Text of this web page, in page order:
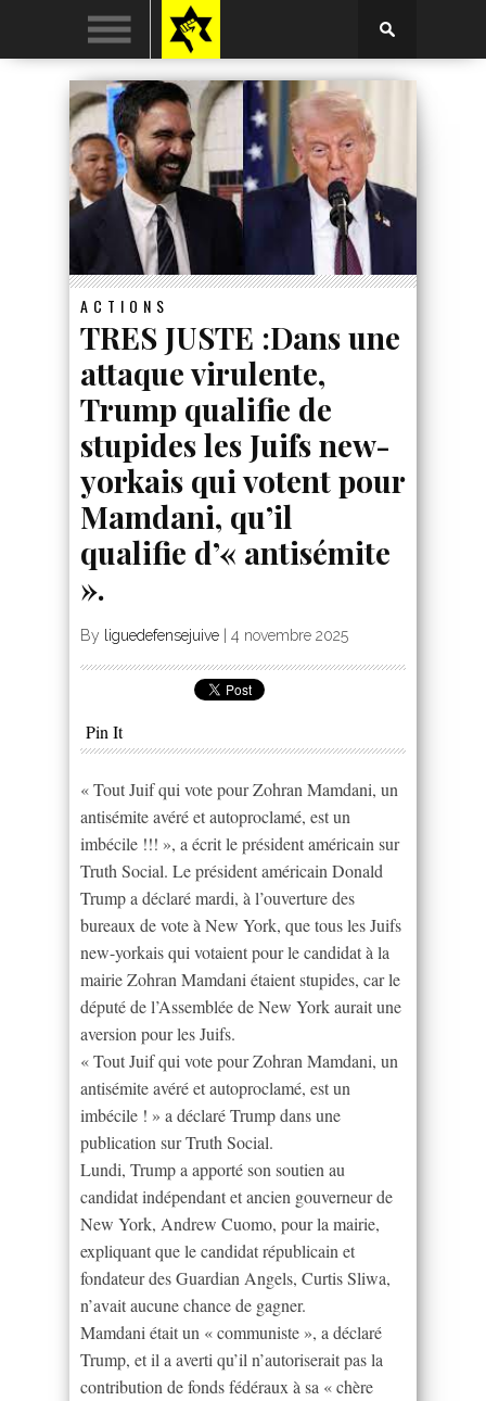
ACTIONS
TRES JUSTE :Dans une
attaque virulente,
Trump qualifie de
stupides les Juifs new-
yorkais qui votent pour
Mamdani, qu’il
qualifie d’« antisémite
».
By liguedefensejuive 4 novembre 2025
Pin It
« Tout Juif qui vote pour Zohran Mamdani, un
antisémite avéré et autoproclamé, est un
imbécile !!! », a écrit le président américain sur
Truth Social. Le président américain Donald
Trump a déclaré mardi, à l’ouverture des
bureaux de vote à New York, que tous les Juifs
new-yorkais qui votaient pour le candidat à la
mairie Zohran Mamdani étaient stupides, car le
député de l’Assemblée de New York aurait une
aversion pour les Juifs.
« Tout Juif qui vote pour Zohran Mamdani, un
antisémite avéré et autoproclamé, est un
imbécile ! » a déclaré Trump dans une
publication sur Truth Social.
Lundi, Trump a apporté son soutien au
candidat indépendant et ancien gouverneur de
New York, Andrew Cuomo, pour la mairie,
expliquant que le candidat républicain et
fondateur des Guardian Angels, Curtis Sliwa,
n’avait aucune chance de gagner.
Mamdani était un « communiste », a déclaré
Trump, et il a averti qu’il n’autoriserait pas la
contribution de fonds fédéraux à sa « chère